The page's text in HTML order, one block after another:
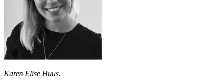
Karen Elise Huus.